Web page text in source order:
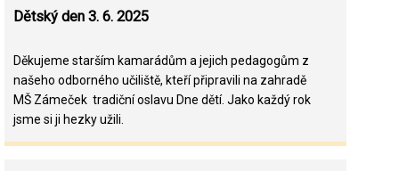
Dětský den 3. 6. 2025
Děkujeme starším kamarádům a jejich pedagogům z
našeho odborného učiliště, kteří připravili na zahradě
MŠ Zámeček tradiční oslavu Dne dětí. Jako každý rok
jsme si ji hezky užili.